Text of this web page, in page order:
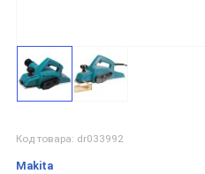
Код товара: dr033992
Makita